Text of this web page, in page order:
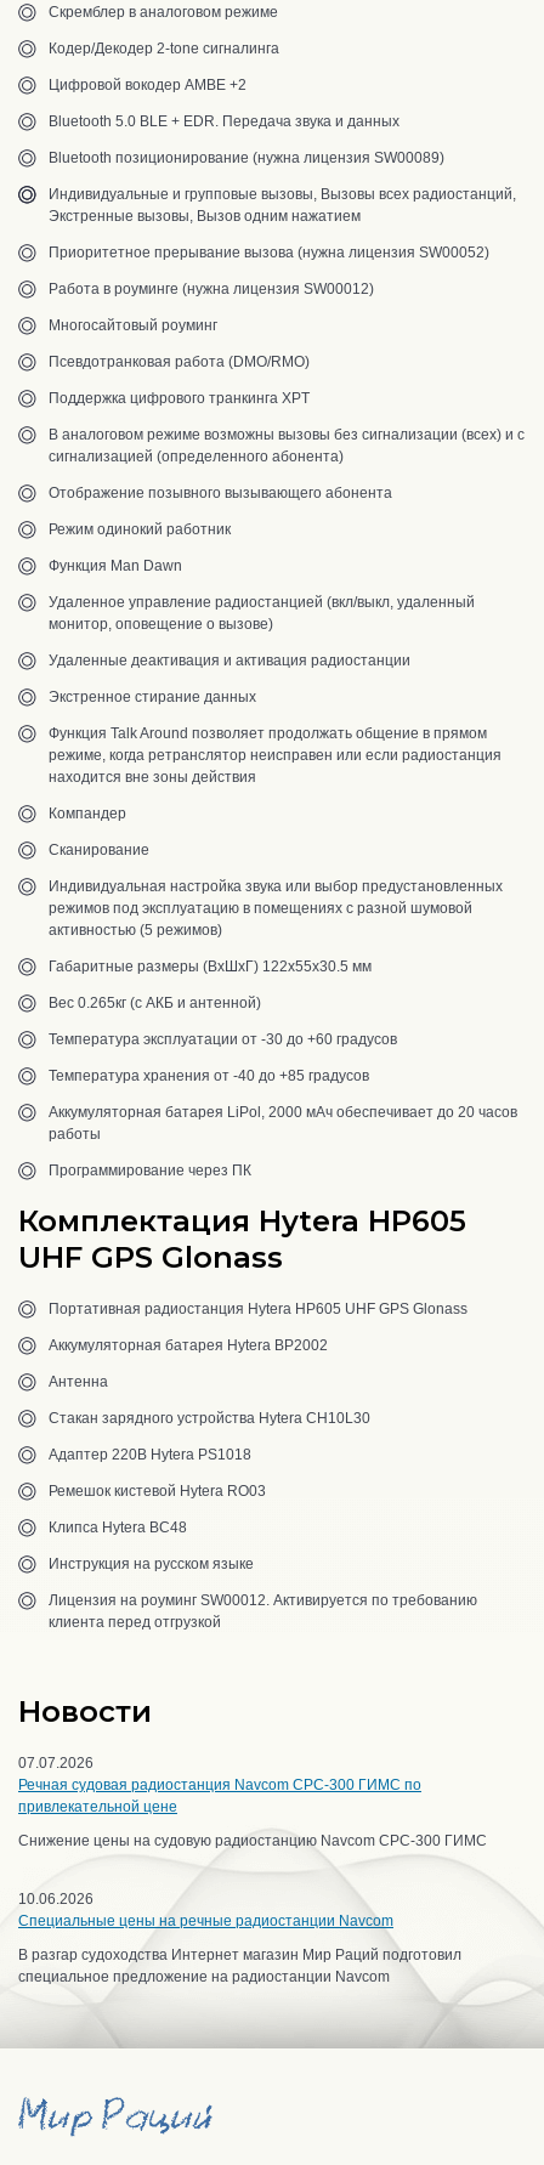
Скремблер в аналоговом режиме
Кодер/Декодер 2-tone сигналинга
Цифровой вокодер AMBE +2
Bluetooth 5.0 BLE + EDR. Передача звука и данных
Bluetooth позиционирование (нужна лицензия SW00089)
Индивидуальные и групповые вызовы, Вызовы всех радиостанций,
Экстренные вызовы, Вызов одним нажатием
Приоритетное прерывание вызова (нужна лицензия SW00052)
Работа в роуминге (нужна лицензия SW00012)
Многосайтовый роуминг
Псевдотранковая работа (DMO/RMO)
Поддержка цифрового транкинга XPT
В аналоговом режиме возможны вызовы без сигнализации (всех) и с
сигнализацией (определенного абонента)
Отображение позывного вызывающего абонента
Режим одинокий работник
Функция Man Dawn
Удаленное управление радиостанцией (вкл/выкл, удаленный
монитор, оповещение о вызове)
Удаленные деактивация и активация радиостанции
Экстренное стирание данных
Функция Talk Around позволяет продолжать общение в прямом
режиме, когда ретранслятор неисправен или если радиостанция
находится вне зоны действия
Компандер
Сканирование
Индивидуальная настройка звука или выбор предустановленных
режимов под эксплуатацию в помещениях с разной шумовой
активностью (5 режимов)
Габаритные размеры (ВхШхГ) 122х55х30.5 мм
Вес 0.265кг (с АКБ и антенной)
Температура эксплуатации от -30 до +60 градусов
Температура хранения от -40 до +85 градусов
Аккумуляторная батарея LiPol, 2000 мАч обеспечивает до 20 часов
работы
Программирование через ПК
Комплектация Hytera HP605
UHF GPS Glonass
Портативная радиостанция Hytera HP605 UHF GPS Glonass
Аккумуляторная батарея Hytera BP2002
Антенна
Стакан зарядного устройства Hytera CH10L30
Адаптер 220В Hytera PS1018
Ремешок кистевой Hytera RO03
Клипса Hytera BC48
Инструкция на русском языке
Лицензия на роуминг SW00012. Активируется по требованию
клиента перед отгрузкой
Новости
07.07.2026
Речная судовая радиостанция Navcom CPC-300 ГИМС по
привлекательной цене
Снижение цены на судовую радиостанцию Navcom CPC-300 ГИМС
10.06.2026
Специальные цены на речные радиостанции Navcom
В разгар судоходства Интернет магазин Мир Раций подготовил
специальное предложение на радиостанции Navcom